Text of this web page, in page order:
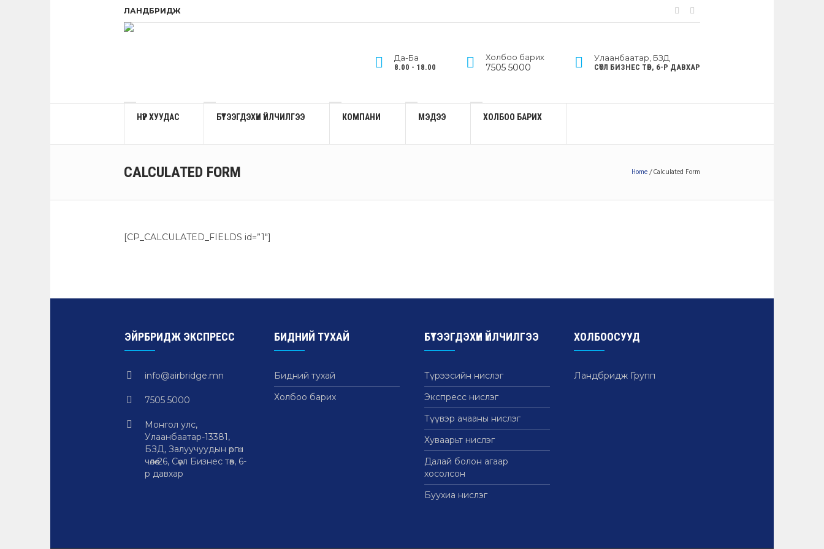
ЛАНДБРИДЖ
Да-Ба
8.00 - 18.00
Холбоо барих
7505 5000
Улаанбаатар, БЗД
СӨҮЛ БИЗНЕС ТӨВ, 6-Р ДАВХАР
НҮҮР ХУУДАС БҮТЭЭГДЭХҮҮН ҮЙЛЧИЛГЭЭ КОМПАНИ МЭДЭЭ ХОЛБОО БАРИХ
CALCULATED FORM Home/Calculated Form
[CP_CALCULATED_FIELDS id=”1″]
ЭЙРБРИДЖ ЭКСПРЕСС
info@airbridge.mn
7505 5000
Монгол улс,
Улаанбаатар-13381,
БЗД, Залуучуудын өргөн
чөлөө-26, Сөүл Бизнес төв, 6-
р давхар
БИДНИЙ ТУХАЙ
Бидний тухай
Холбоо барих
БҮТЭЭГДЭХҮҮН ҮЙЛЧИЛГЭЭ
Түрээсийн нислэг
Экспресс нислэг
Түүвэр ачааны нислэг
Хуваарьт нислэг
Далай болон агаар
хосолсон
Буухиа нислэг
ХОЛБООСУУД
Ландбридж Групп